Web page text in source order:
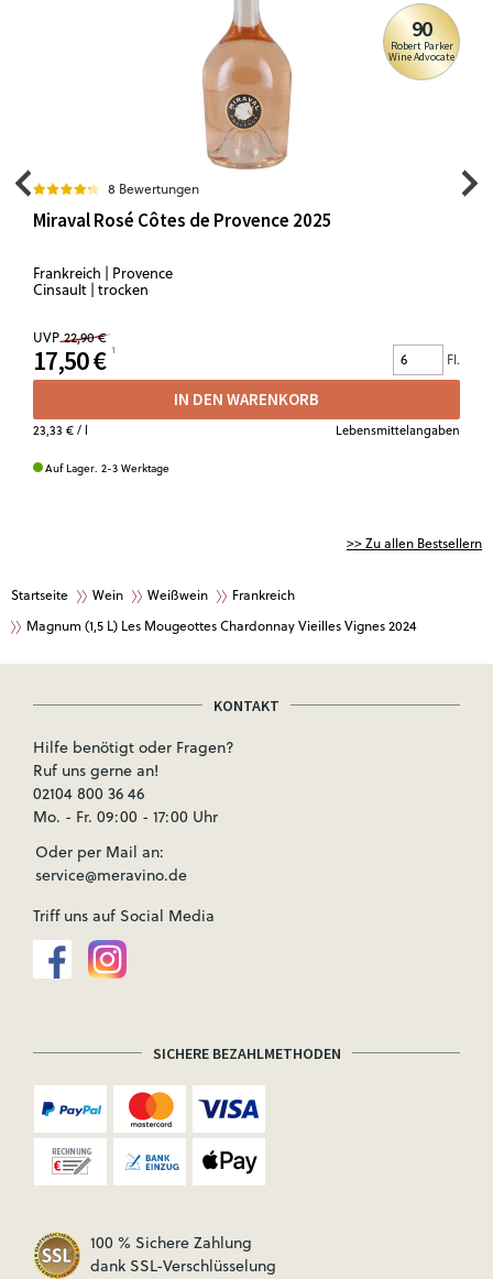
90
Robert Parker
Wine Advocate
8 Bewertungen
Miraval Rosé Côtes de Provence 2025
Frankreich | Provence
Cinsault | trocken
UVP 22,90 €
17,50 € Fl.
IN DEN WARENKORB
23,33 €/ l Lebensmittelangaben
Auf Lager. 2-3 Werktage
>> Zu allen Bestsellern
Startseite Wein Weißwein
Frankreich
Magnum (1,5 L) Les Mougeottes Chardonnay Vieilles Vignes 2024
KONTAKT
Hilfe benötigt oder Fragen?
Ruf uns gerne an!
02104 800 36 46
Mo. - Fr. 09:00 - 17:00 Uhr
Oder per Mail an:
service@meravino.de
Triff uns auf Social Media
SICHERE BEZAHLMETHODEN
100 % Sichere Zahlung
dank SSL-Verschlüsselung